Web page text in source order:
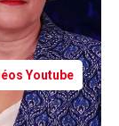
Youtube